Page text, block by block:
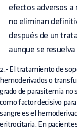
efectos adversos
no eliminan
después de un
aunque se
2.- El tratamiento de
hemoderivados o
grado de parasitemia no
como factor decisivo
sangre es el
eritrocitaria. En